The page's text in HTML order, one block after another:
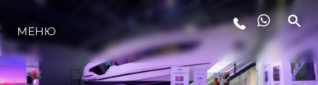
ЛАЙФСТАЙЛ
МЕНЮ